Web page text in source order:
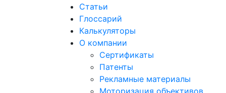
Статьи
Глоссарий
Калькуляторы
О компании
Сертификаты
Патенты
Рекламные материалы
Моторизация объективов